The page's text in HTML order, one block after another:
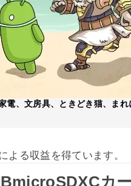
電、文房具、ときどき猫、ま
よる収益を得ています。
カ